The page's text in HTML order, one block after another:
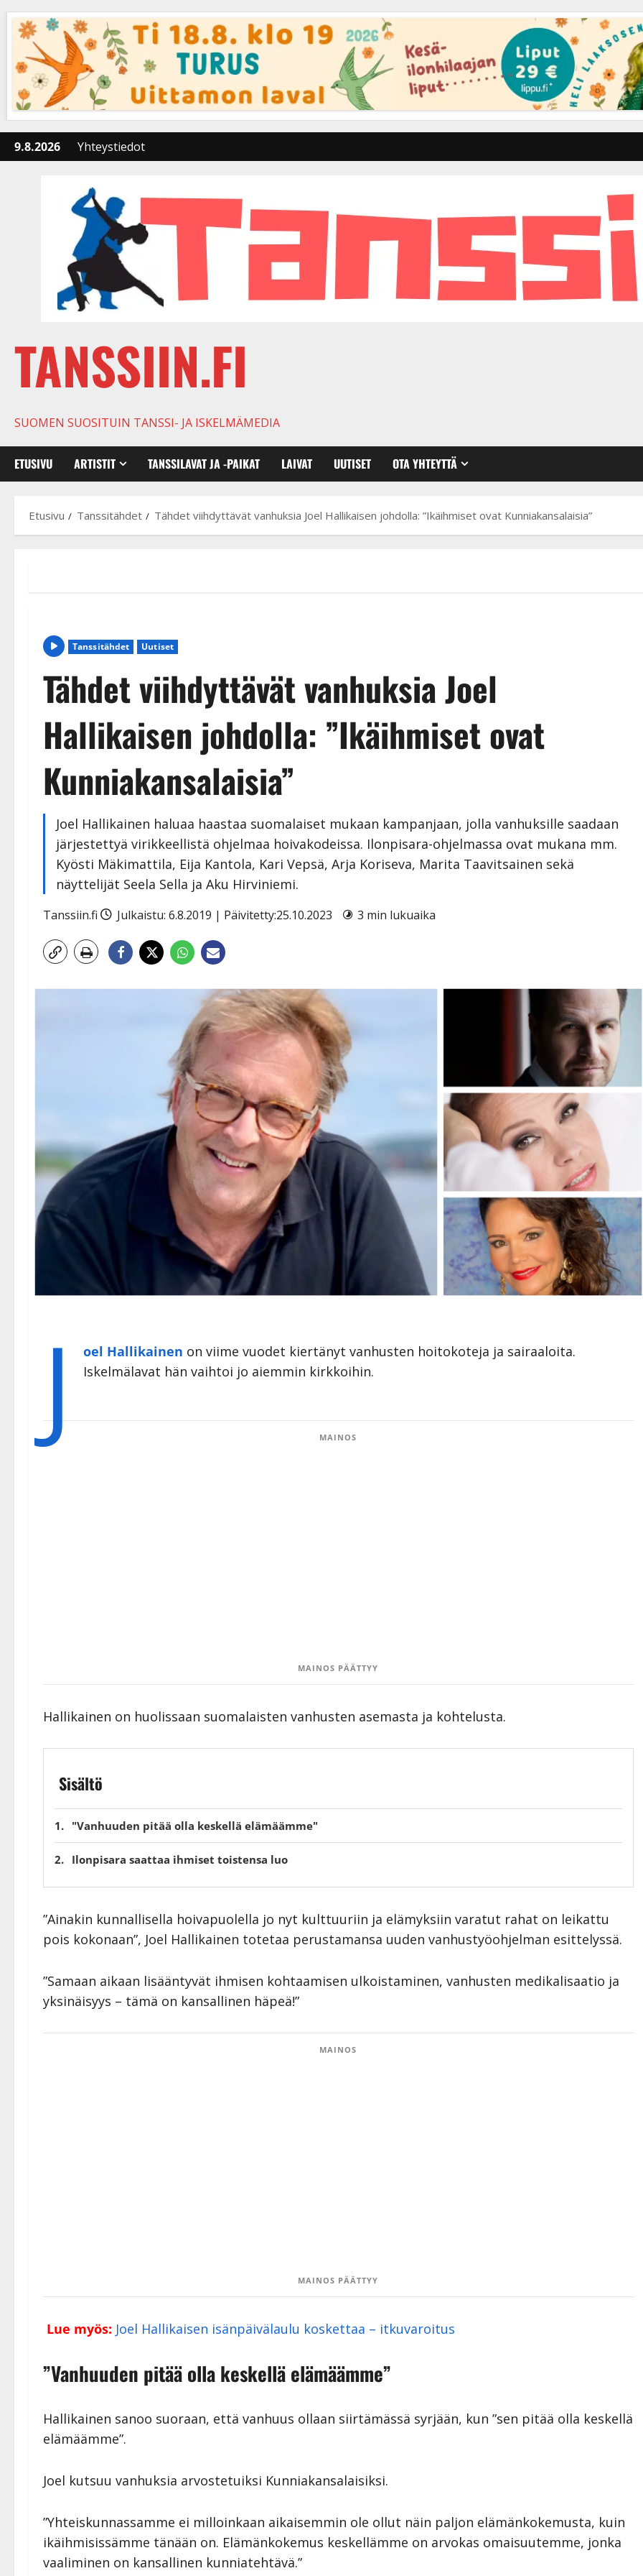
content
9.8.2026 Yhteystiedot
TANSSIIN.FI
SUOMEN SUOSITUIN TANSSI- JA ISKELMÄMEDIA
ETUSIVU ARTISTIT TANSSILAVAT JA -PAIKAT LAIVAT UUTISET OTA YHTEYTTÄ
Etusivu Tanssitähdet Tähdet viihdyttävät vanhuksia Joel Hallikaisen johdolla: ”Ikäihmiset ovat Kunniakansalaisia”
Tanssitähdet Uutiset
Tähdet viihdyttävät vanhuksia Joel
Hallikaisen johdolla: ”Ikäihmiset ovat
Kunniakansalaisia”
Joel Hallikainen haluaa haastaa suomalaiset mukaan kampanjaan, jolla vanhuksille saadaan
järjestettyä virikkeellistä ohjelmaa hoivakodeissa. Ilonpisara-ohjelmassa ovat mukana mm.
Kyösti Mäkimattila, Eija Kantola, Kari Vepsä, Arja Koriseva, Marita Taavitsainen sekä
näyttelijät Seela Sella ja Aku Hirviniemi.
Tanssiin.fi Julkaistu: 6.8.2019 | Päivitetty:25.10.2023 3 min lukuaika
J oel Hallikainen on viime vuodet kiertänyt vanhusten hoitokoteja ja sairaaloita.
Iskelmälavat hän vaihtoi jo aiemmin kirkkoihin.
MAINOS
MAINOS PÄÄTTYY
Hallikainen on huolissaan suomalaisten vanhusten asemasta ja kohtelusta.
Sisältö
"Vanhuuden pitää olla keskellä elämäämme"
Ilonpisara saattaa ihmiset toistensa luo
”Ainakin kunnallisella hoivapuolella jo nyt kulttuuriin ja elämyksiin varatut rahat on leikattu
pois kokonaan”, Joel Hallikainen totetaa perustamansa uuden vanhustyöohjelman esittelyssä.
”Samaan aikaan lisääntyvät ihmisen kohtaamisen ulkoistaminen, vanhusten medikalisaatio ja
yksinäisyys – tämä on kansallinen häpeä!”
MAINOS
MAINOS PÄÄTTYY
Lue myös: Joel Hallikaisen isänpäivälaulu koskettaa – itkuvaroitus
”Vanhuuden pitää olla keskellä elämäämme”
Hallikainen sanoo suoraan, että vanhuus ollaan siirtämässä syrjään, kun ”sen pitää olla keskellä
elämäämme”.
Joel kutsuu vanhuksia arvostetuiksi Kunniakansalaisiksi.
”Yhteiskunnassamme ei milloinkaan aikaisemmin ole ollut näin paljon elämänkokemusta, kuin
ikäihmisissämme tänään on. Elämänkokemus keskellämme on arvokas omaisuutemme, jonka
vaaliminen on kansallinen kunniatehtävä.”